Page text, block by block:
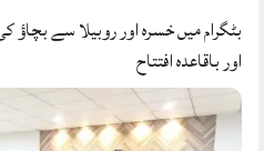
بٹگرام میں خسرہ اور روبیلا سے
اور باقاعدہ افتتاح